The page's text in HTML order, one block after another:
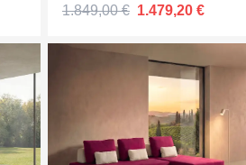
1.849,00 € 1.479,20 €